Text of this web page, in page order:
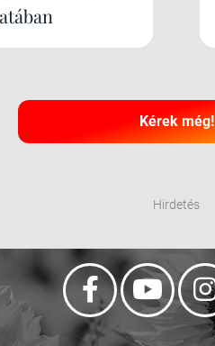
Kérek még!
Hirdetés